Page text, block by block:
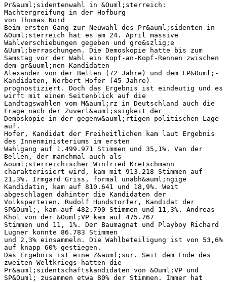
Pr&auml;sidentenwahl in &Ouml;sterreich:
Machtergreifung in der Hofburg
von Thomas Nord
Beim ersten Gang zur Neuwahl des Pr&auml;sidenten in
&Ouml;sterreich hat es am 24. April massive
Wahlverschiebungen gegeben und gro&szlig;e
&Uuml;berraschungen. Die Demoskopie hatte bis zum
Samstag vor der Wahl ein Kopf-an-Kopf-Rennen zwischen
dem gr&uuml;nen Kandidaten
Alexander von der Bellen (72 Jahre) und dem FP&Ouml;-
Kandidaten, Norbert Hofer (45 Jahre)
prognostiziert. Doch das Ergebnis ist eindeutig und es
wirft mit einem Seitenblick auf die
Landtagswahlen vom M&auml;rz in Deutschland auch die
Frage nach der Zuverl&auml;ssigkeit der
Demoskopie in der gegenw&auml;rtigen politischen Lage
auf.
Hofer, Kandidat der Freiheitlichen kam laut Ergebnis
des Innenministeriums im ersten
Wahlgang auf 1.499.971 Stimmen und 35,1%. Van der
Bellen, der manchmal auch als
&ouml;sterreichischer Winfried Kretschmann
charakterisiert wird, kam mit 913.218 Stimmen auf
21,3%. Irmgard Griss, formal unabh&auml;ngige
Kandidatin, kam auf 810.641 und 18,9%. Weit
abgeschlagen dahinter die Kandidaten der
Volksparteien. Rudolf Hundstorfer, Kandidat der
SP&Ouml;, kam auf 482.790 Stimmen und 11,3%. Andreas
Khol von der &Ouml;VP kam auf 475.767
Stimmen und 11, 1%. Der Baumagnat und Playboy Richard
Lugner konnte 86.783 Stimmen
und 2,3% einsammeln. Die Wahlbeteiligung ist von 53,6%
auf knapp 60% gestiegen.
Das Ergebnis ist eine Z&auml;sur. Seit dem Ende des
zweiten Weltkriegs hatten die
Pr&auml;sidentschaftskandidaten von &Ouml;VP und
SP&Ouml; zusammen etwa 80% der Stimmen. Immer hat